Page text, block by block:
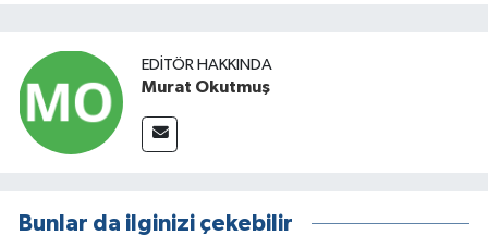
EDITÖR HAKKINDA
Murat Okutmuş
Bunlar da ilginizi çekebilir